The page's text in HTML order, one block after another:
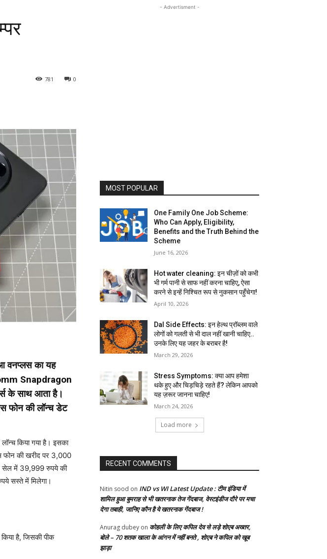
0
781
वनप्लस का यह
Snapdragon
के साथ आता है।
फोन की लॉन्च डेट
किया गया है। इसका
फोन की खरीद पर 3,000
सेल में 39,999 रुपये की
सस्ते में मिलेगा।
है, जिसकी पीक
- Advertisment -
MOST POPULAR
One Family One Job Scheme:
Who Can Apply, Eligibility,
Benefits and the Truth Behind the
Scheme
June 16, 2026
Hot water cleaning: इन चीज़ों को कभी
भी गर्म पानी से साफ नहीं करना चाहिए, ऐसा
करने से इन्हें निश्चित रूप से नुकसान पहुँचेगा!
April 10, 2026
Dal Side Effects: इन हेल्थ प्रॉब्लम वाले
लोगों को गलती से भी दाल नहीं खानी चाहिए..
उनके लिए यह जहर के बराबर है!
March 29, 2026
Stress Symptoms: क्या आप हमेशा
थके हुए और चिड़चिड़े रहते हैं? लेकिन आपको
यह ज़रूर जानना चाहिए!
March 24, 2026
Load more
RECENT COMMENTS
Nitin sood on IND vs WI Latest Update : टीम इंडिया में
शामिल हुआ बुमराह से भी खतरनाक तेज गेंदबाज, वेस्टइंडीज दौरे पर मचा
देगा तबाही, जानिए कौन है ये खतरनाक गेंदबाज !
Anurag dubey on कोहली के लिए कपिल देव से लड़े शोएब अख्तर,
बोले – 70 शतक खाला के आंगन में नहीं बनते , शोएब ने कपिल को खूब
झाड़ा